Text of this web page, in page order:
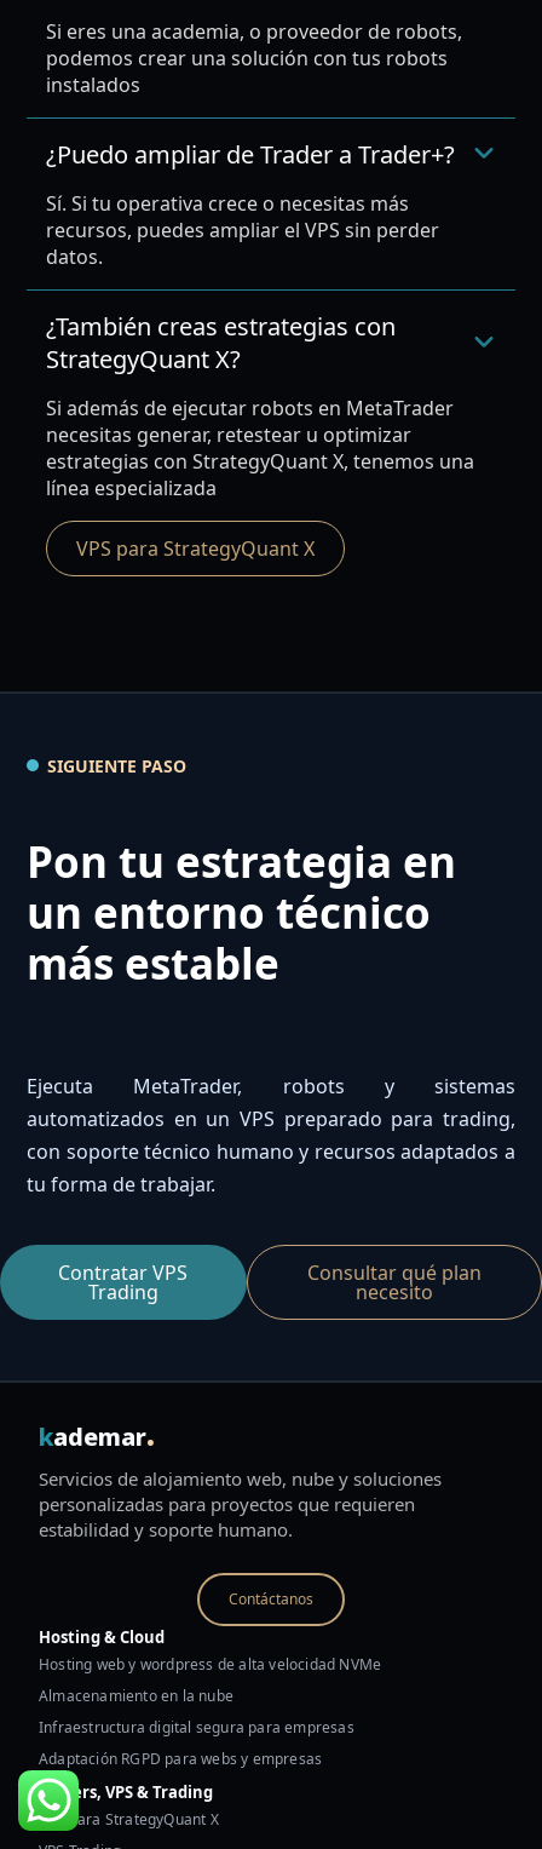
Si eres una academia, o proveedor de robots,
podemos crear una solución con tus robots
instalados
¿Puedo ampliar de Trader a Trader+?
Sí. Si tu operativa crece o necesitas más
recursos, puedes ampliar el VPS sin perder
datos.
¿También creas estrategias con
StrategyQuant X?
Si además de ejecutar robots en MetaTrader
necesitas generar, retestear u optimizar
estrategias con StrategyQuant X, tenemos una
línea especializada
VPS para StrategyQuant X
SIGUIENTE PASO
Pon tu estrategia en
un entorno técnico
más estable
Ejecuta MetaTrader, robots y sistemas
automatizados en un VPS preparado para trading,
con soporte técnico humano y recursos adaptados a
tu forma de trabajar.
Contratar VPS
Trading
Consultar qué plan
necesito
kademar.
Servicios de alojamiento web, nube y soluciones
personalizadas para proyectos que requieren
estabilidad y soporte humano.
Contáctanos
Hosting & Cloud
Hosting web y wordpress de alta velocidad NVMe
Almacenamiento en la nube
Infraestructura digital segura para empresas
Adaptación RGPD para webs y empresas
Servers, VPS & Trading
VPS para StrategyQuant X